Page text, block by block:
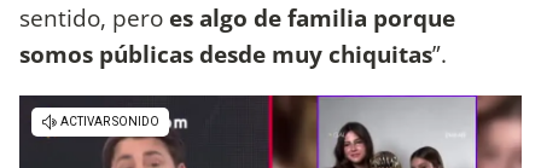
sentido, pero es algo de familia porque
somos públicas desde muy chiquitas”.